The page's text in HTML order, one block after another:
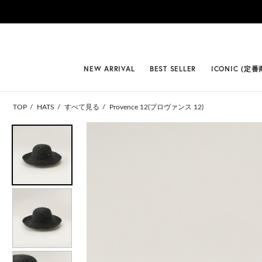
NEW ARRIVAL BEST SELLER ICONIC (定番
TOP HATS すべて見る Provence 12(プロヴァンス 12)